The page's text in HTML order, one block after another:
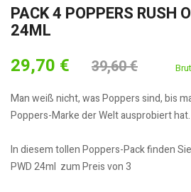
PACK 4 POPPERS RUSH
24ML
29,70 € 39,60 €
Man weiß nicht, was Poppers sind, bis
Poppers-Marke der Welt ausprobiert hat.
In diesem tollen Poppers-Pack finden
PWD 24ml zum Preis von 3